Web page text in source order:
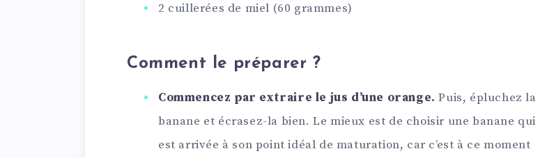
2 cuillerées de miel (60 grammes)
Comment le préparer ?
Commencez par extraire le jus d’une orange. Puis, épluchez la
banane et écrasez-la bien. Le mieux est de choisir une banane qui
est arrivée à son point idéal de maturation, car c’est à ce moment